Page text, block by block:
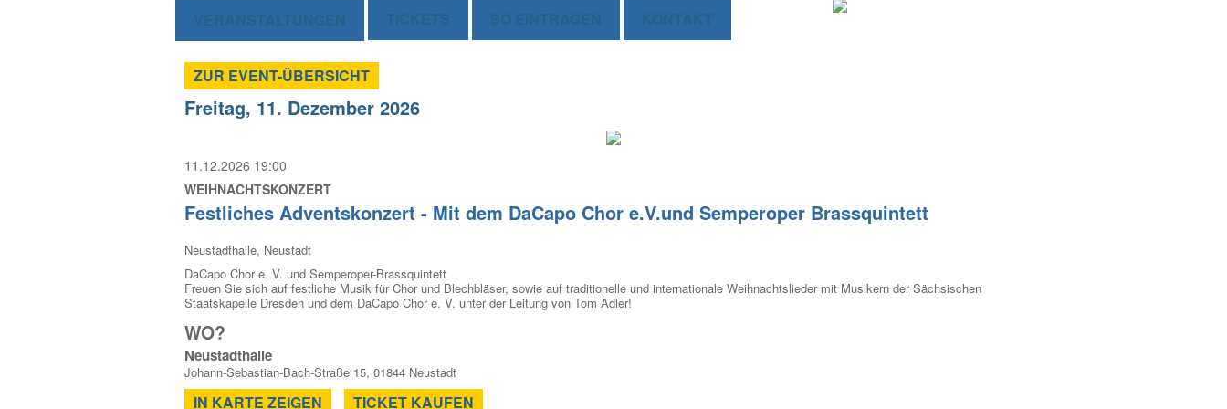
VERANSTALTUNGEN TICKETS SO EINTRAGEN KONTAKT
ZUR EVENT-ÜBERSICHT
Freitag, 11. Dezember 2026
11.12.2026 19:00
WEIHNACHTSKONZERT
Festliches Adventskonzert - Mit dem DaCapo Chor e.V.und Semperoper Brassquintett
Neustadthalle, Neustadt
DaCapo Chor e. V. und Semperoper-Brassquintett
Freuen Sie sich auf festliche Musik für Chor und Blechbläser, sowie auf traditionelle und internationale Weihnachtslieder mit Musikern der Sächsischen
Staatskapelle Dresden und dem DaCapo Chor e. V. unter der Leitung von Tom Adler!
WO?
Neustadthalle
Johann-Sebastian-Bach-Straße 15, 01844 Neustadt
IN KARTE ZEIGEN TICKET KAUFEN